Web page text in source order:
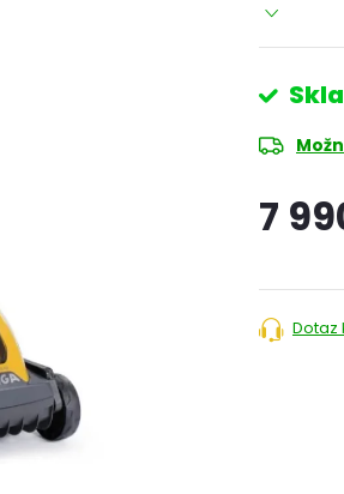
7
Dotaz